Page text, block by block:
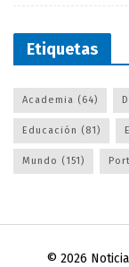
Etiquetas
Academia (64)
Educación (81)
Mundo (151)
© 2026